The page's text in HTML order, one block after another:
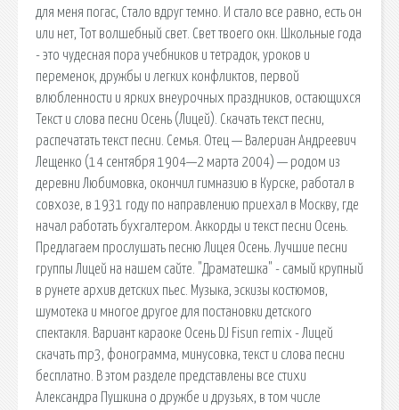
для меня погас, Стало вдруг темно. И стало все равно, есть он
или нет, Тот волшебный свет. Свет твоего окн. Школьные года
- это чудесная пора учебников и тетрадок, уроков и
переменок, дружбы и легких конфликтов, первой
влюбленности и ярких внеурочных праздников, остающихся
Текст и слова песни Осень (Лицей). Скачать текст песни,
распечатать текст песни. Семья. Отец — Валериан Андреевич
Лещенко (14 сентября 1904—2 марта 2004) — родом из
деревни Любимовка, окончил гимназию в Курске, работал в
совхозе, в 1931 году по направлению приехал в Москву, где
начал работать бухгалтером. Аккорды и текст песни Осень.
Предлагаем прослушать песню Лицея Осень. Лучшие песни
группы Лицей на нашем сайте. "Драматешка" - самый крупный
в рунете архив детских пьес. Музыка, эскизы костюмов,
шумотека и многое другое для постановки детского
спектакля. Вариант караоке Осень DJ Fisun remix - Лицей
скачать mp3, фонограмма, минусовка, текст и слова песни
бесплатно. В этом разделе представлены все стихи
Александра Пушкина о дружбе и друзьях, в том числе